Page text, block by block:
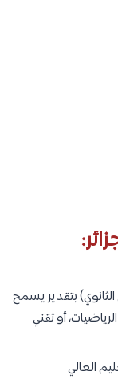
بتقدير يسمح
أو تقني
العالي